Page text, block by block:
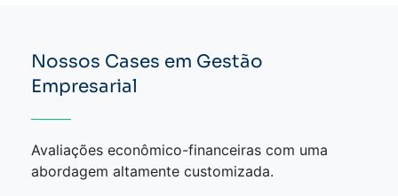
Nossos Cases em Gestão
Empresarial
Avaliações econômico-financeiras com uma
abordagem altamente customizada.